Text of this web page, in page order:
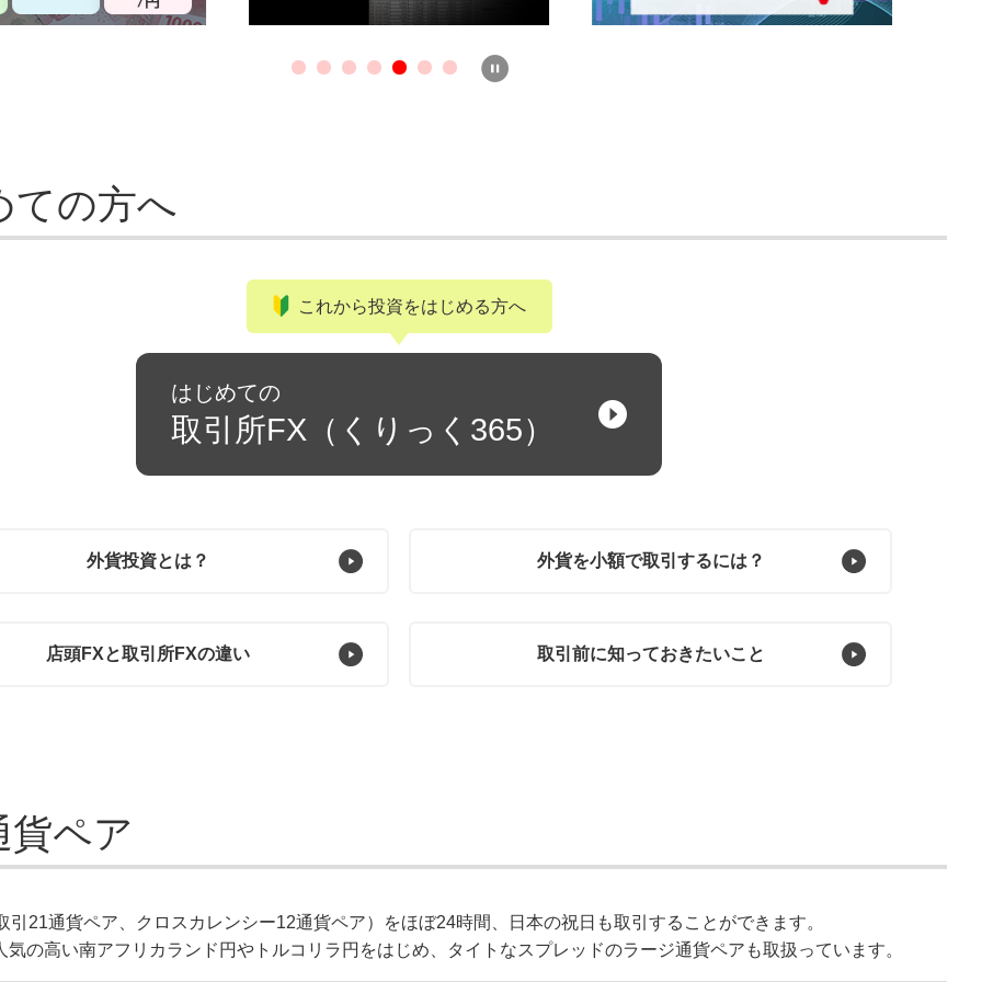
ての方へ
これから投資をはじめる方へ
はじめての
取引所FX（くりっく365）
外貨投資とは？ 外貨を小額で取引するには？
店頭FXと取引所FXの違い 取引前に知っておきたいこと
貨ペア
引21通貨ペア、クロスカレンシー12通貨ペア）をほぼ24時間、日本の祝日も取引することができます。
気の高い南アフリカランド円やトルコリラ円をはじめ、タイトなスプレッドのラージ通貨ペアも取扱っています。